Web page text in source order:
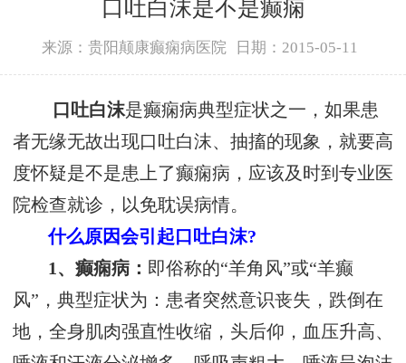
口吐白沫是不是癫痫
来源：贵阳颠康癫痫病医院 日期：2015-05-11
口吐白沫是癫痫病典型症状之一，如果患
者无缘无故出现口吐白沫、抽搐的现象，就要高
度怀疑是不是患上了癫痫病，应该及时到专业医
院检查就诊，以免耽误病情。
什么原因会引起口吐白沫?
1、癫痫病： 即俗称的“羊角风”或“羊癫
风”，典型症状为：患者突然意识丧失，跌倒在
地，全身肌肉强直性收缩，头后仰，血压升高、